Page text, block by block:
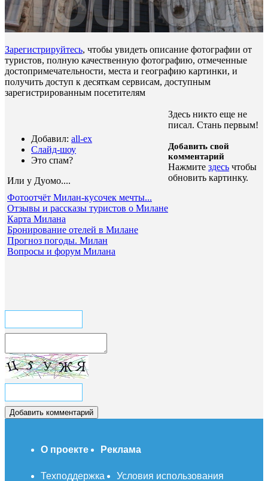
Зарегистрируйтесь, чтобы увидеть описание фотографии от
туристов, полную качественную фотографию, отмеченные
достопримечательности, места и географию картинки, и
получить доступ к десяткам сервисам, доступным
зарегистрированным посетителям
Добавил: all-ex
Слайд-шоу
Это спам?
Или у Дуомо....
Фотоотчёт Милан-кусочек мечты...
Отзывы и рассказы туристов о Милане
Карта Милана
Бронирование отелей в Милане
Прогноз погоды. Милан
Вопросы и форум Милана
Здесь никто еще не
писал. Стань первым!
Добавить свой
комментарий
Нажмите здесь чтобы
обновить картинку.
О проекте Реклама
Техподдержка Условия использования